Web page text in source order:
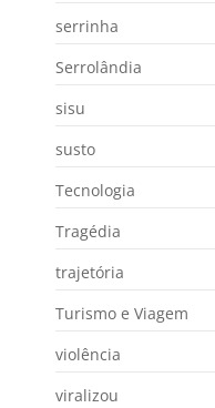
serrinha
Serrolândia
sisu
susto
Tecnologia
Tragédia
trajetória
Turismo e Viagem
violência
viralizou